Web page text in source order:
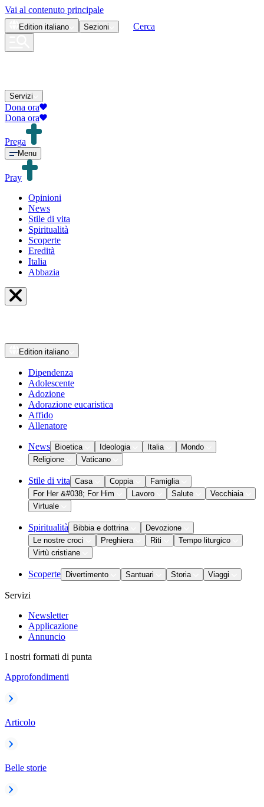
Vai al contenuto principale
Edition italiano Sezioni Cerca
Servizi
Dona ora
Dona ora
Prega
Menu
Pray
Opinioni
News
Stile di vita
Spiritualità
Scoperte
Eredità
Italia
Abbazia
Edition italiano
Dipendenza
Adolescente
Adozione
Adorazione eucaristica
Affido
Allenatore
News Bioetica Ideologia Italia
Mondo
Religione
Vaticano
Stile di vita Casa Coppia
Famiglia
For Her &#038; For Him
Lavoro Salute
Vecchiaia
Virtuale
Spiritualità Bibbia e dottrina
Devozione
Le nostre croci
Preghiera Riti
Tempo liturgico
Virtù cristiane
Scoperte Divertimento Santuari Storia Viaggi
Servizi
Newsletter
Applicazione
Annuncio
I nostri formati di punta
Approfondimenti
Articolo
Belle storie